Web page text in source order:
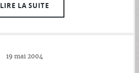
LIRE LA SUITE
19 mai 2004